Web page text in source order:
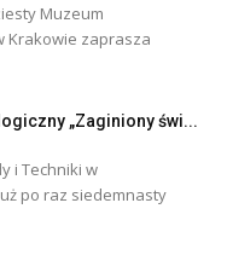
Muzeum
Krakowie zaprasza
„Zaginiony świ...
i Techniki w
po raz siedemnasty